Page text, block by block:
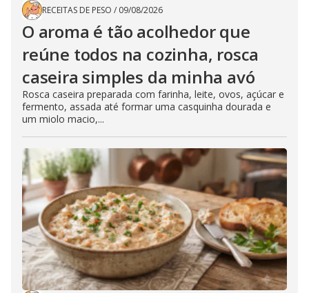
RECEITAS DE PESO / 09/08/2026
O aroma é tão acolhedor que
reúne todos na cozinha, rosca
caseira simples da minha avó
Rosca caseira preparada com farinha, leite, ovos, açúcar e
fermento, assada até formar uma casquinha dourada e
um miolo macio,...